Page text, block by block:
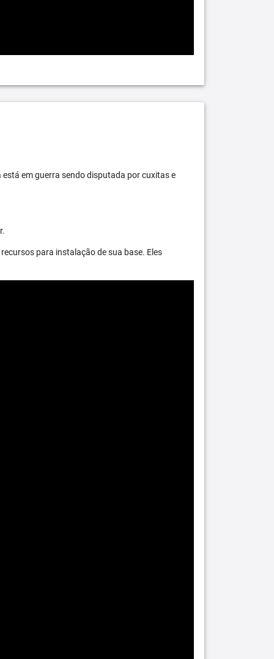
em guerra sendo disputada por cuxitas e
para instalação de sua base. Eles